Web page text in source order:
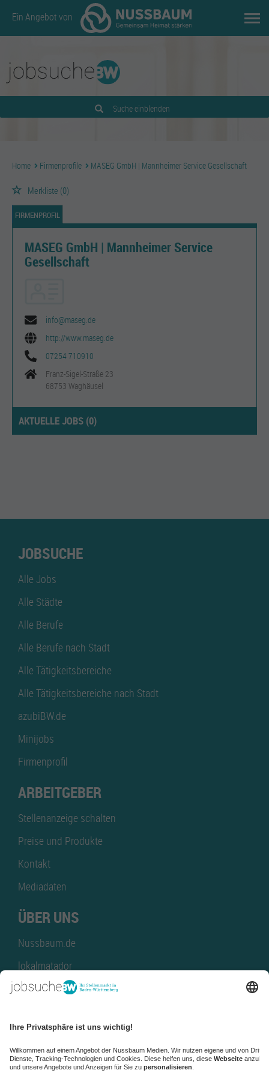
Ein Angebot von
Suche einblenden
Home Firmenprofile MASEG GmbH | Mannheimer Service Gesellschaft
Merkliste (0)
FIRMENPROFIL
MASEG GmbH | Mannheimer Service
Gesellschaft
info@maseg.de
http://www.maseg.de
07254 710910
Franz-Sigel-Straße 23
68753 Waghäusel
AKTUELLE JOBS (0)
JOBSUCHE
Alle Jobs
Alle Städte
Alle Berufe
Alle Berufe nach Stadt
Alle Tätigkeitsbereiche
Alle Tätigkeitsbereiche nach Stadt
azubiBW.de
Minijobs
Firmenprofil
ARBEITGEBER
Stellenanzeige schalten
Preise und Produkte
Kontakt
Mediadaten
ÜBER UNS
Nussbaum.de
lokalmatador
kaufinBW
NussbaumID
Nussbaum Medien